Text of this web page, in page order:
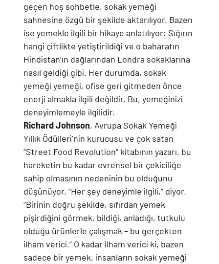
geçen hoş sohbetle, sokak yemeği
sahnesine özgü bir şekilde aktarılıyor. Bazen
ise yemekle ilgili bir hikaye anlatılıyor: Sığırın
hangi çiftlikte yetiştirildiği ve o baharatın
Hindistan’ın dağlarından Londra sokaklarına
nasıl geldiği gibi. Her durumda, sokak
yemeği yemeği, ofise geri gitmeden önce
enerji almakla ilgili değildir. Bu, yemeğinizi
deneyimlemeyle ilgilidir.
Richard Johnson, Avrupa Sokak Yemeği
Yıllık Ödülleri’nin kurucusu ve çok satan
“Street Food Revolution” kitabının yazarı, bu
hareketin bu kadar evrensel bir çekiciliğe
sahip olmasının nedeninin bu olduğunu
düşünüyor. “Her şey deneyimle ilgili,” diyor.
“Birinin doğru şekilde, sıfırdan yemek
pişirdiğini görmek, bildiği, anladığı, tutkulu
olduğu ürünlerle çalışmak – bu gerçekten
ilham verici.” O kadar ilham verici ki, bazen
sadece bir yemek, insanların sokak yemeği